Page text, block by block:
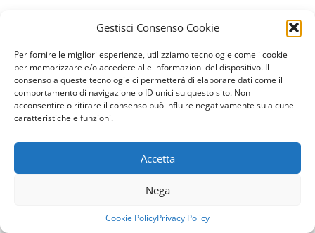
Gestisci Consenso Cookie
Per fornire le migliori esperienze, utilizziamo tecnologie come i cookie
per memorizzare e/o accedere alle informazioni del dispositivo. Il
consenso a queste tecnologie ci permetterà di elaborare dati come il
comportamento di navigazione o ID unici su questo sito. Non
acconsentire o ritirare il consenso può influire negativamente su alcune
caratteristiche e funzioni.
Accetta
Nega
Cookie PolicyPrivacy Policy